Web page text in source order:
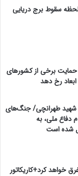
سقوط برج دریایی
برخی از کشورهای
رخ دهد
شهید طهرانچی/ جنگ‌های
دفاع ملی، به
شده است
خواهد کرد+کاریکاتور